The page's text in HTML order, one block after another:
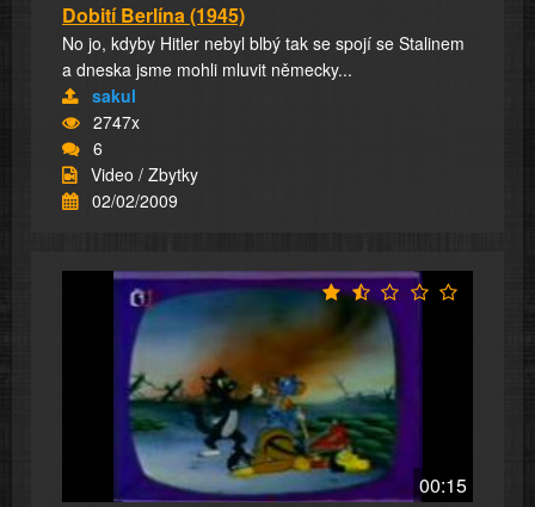
Dobití Berlína (1945)
No jo, kdyby Hitler nebyl blbý tak se spojí se Stalinem
a dneska jsme mohli mluvit německy...
sakul
2747x
6
Video / Zbytky
02/02/2009
00:15